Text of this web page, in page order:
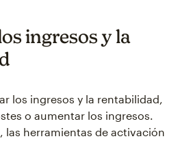
ingresos y la
los ingresos y la rentabilidad,
o aumentar los ingresos.
las herramientas de activación